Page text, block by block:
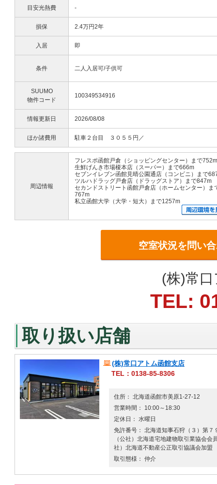
目安光熱費 -
損保 2.4万円2年
入居 即
条件 二人入居可/子供可
SUUMO
物件コード
100349534916
情報更新日 2026/08/08
ほか諸費用 駐車２台目 ３０５５円／
周辺情報
フレスポ函館戸倉（ショッピングセンター）まで752m
生鮮げんき市場榎本店（スーパー）まで666m
セブンイレブン函館見晴公園通店（コンビニ）まで
ツルハドラッグ戸倉店（ドラッグストア）まで847m
セカンドストリート函館戸倉店（ホームセンター）ま
767m
私立函館大学（大学・短大）まで1257m
空室状況を問い
(株)常
TEL:
取り扱い店舗
(株)常口アトム函館支店
TEL：0138-85-8306
住所： 北海道函館市美原1-27-12
営業時間： 10:00～18:30
定休日： 水曜日
免許番号： 北海道知事石狩（３）第７
（公社）北海道宅地建物取引業協会会
社）北海道不動産公正取引協議会加盟
取引態様： 仲介